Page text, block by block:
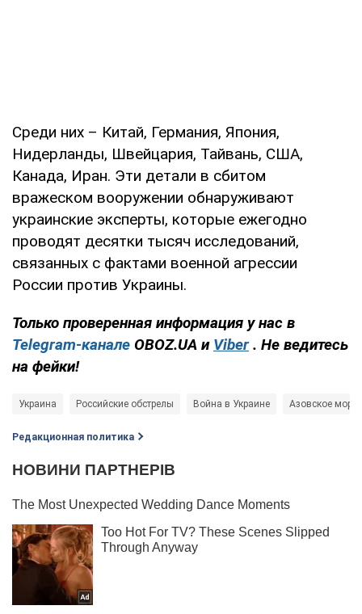
Среди них – Китай, Германия, Япония,
Нидерланды, Швейцария, Тайвань, США,
Канада, Иран. Эти детали в сбитом
вражеском вооружении обнаруживают
украинские эксперты, которые ежегодно
проводят десятки тысяч исследований,
связанных с фактами военной агрессии
России против Украины.
Только проверенная информация у нас в
Telegram-канале OBOZ.UA и Viber . Не ведитесь
на фейки!
Украина Российские обстрелы Война в Украине Азовское море
Редакционная политика